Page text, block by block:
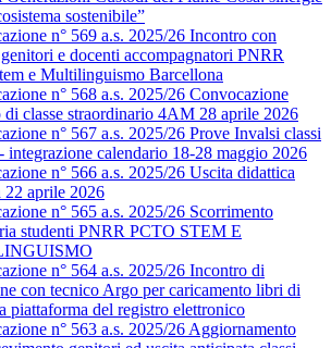
sostenibile”
n° 569 a.s. 2025/26 Incontro con
e docenti accompagnatori PNRR
e Multilinguismo Barcellona
n° 568 a.s. 2025/26 Convocazione
di classe straordinario 4AM 28 aprile 2026
n° 567 a.s. 2025/26 Prove Invalsi classi
integrazione calendario 18-28 maggio 2026
n° 566 a.s. 2025/26 Uscita didattica
22 aprile 2026
n° 565 a.s. 2025/26 Scorrimento
studenti PNRR PCTO STEM E
n° 564 a.s. 2025/26 Incontro di
con tecnico Argo per caricamento libri di
piattaforma del registro elettronico
n° 563 a.s. 2025/26 Aggiornamento